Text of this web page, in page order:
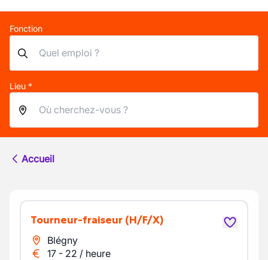
Fonction
Lieu *
Accueil
Tourneur-fraiseur (H/F/X)
Blégny
17 - 22 / heure